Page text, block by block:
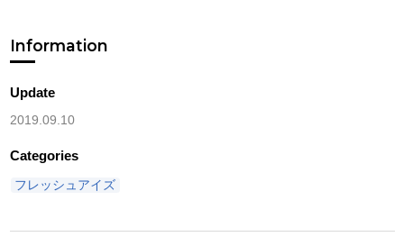
Information
Update
2019.09.10
Categories
フレッシュアイズ